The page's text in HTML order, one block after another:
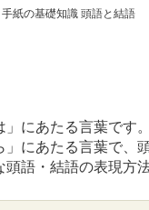
手紙の基礎知識 頭語と結語
」にあたる言葉です
にあたる言葉で、
語・結語の表現方